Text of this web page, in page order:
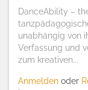
DanceAbility –
unabhängig von
Verfassung und
zum kreativen...
Anmelden oder